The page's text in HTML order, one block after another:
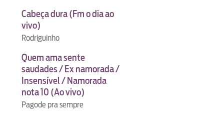
Cabeça dura (Fm o dia ao
vivo)
Rodriguinho
Quem ama sente
saudades / Ex namorada /
Insensível / Namorada
nota 10 (Ao vivo)
Pagode pra sempre